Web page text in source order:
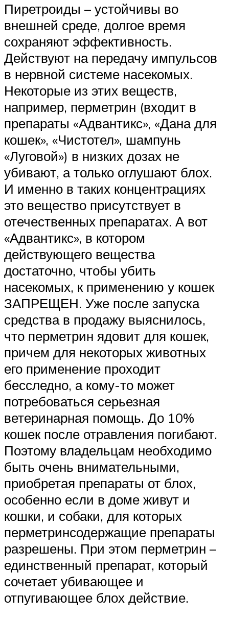
Пиретроиды – устойчивы во
внешней среде, долгое время
сохраняют эффективность.
Действуют на передачу импульсов
в нервной системе насекомых.
Некоторые из этих веществ,
например, перметрин (входит в
препараты «Адвантикс», «Дана для
кошек», «Чистотел», шампунь
«Луговой») в низких дозах не
убивают, а только оглушают блох.
И именно в таких концентрациях
это вещество присутствует в
отечественных препаратах. А вот
«Адвантикс», в котором
действующего вещества
достаточно, чтобы убить
насекомых, к применению у кошек
ЗАПРЕЩЕН. Уже после запуска
средства в продажу выяснилось,
что перметрин ядовит для кошек,
причем для некоторых животных
его применение проходит
бесследно, а кому-то может
потребоваться серьезная
ветеринарная помощь. До 10%
кошек после отравления погибают.
Поэтому владельцам необходимо
быть очень внимательными,
приобретая препараты от блох,
особенно если в доме живут и
кошки, и собаки, для которых
перметринсодержащие препараты
разрешены. При этом перметрин –
единственный препарат, который
сочетает убивающее и
отпугивающее блох действие.